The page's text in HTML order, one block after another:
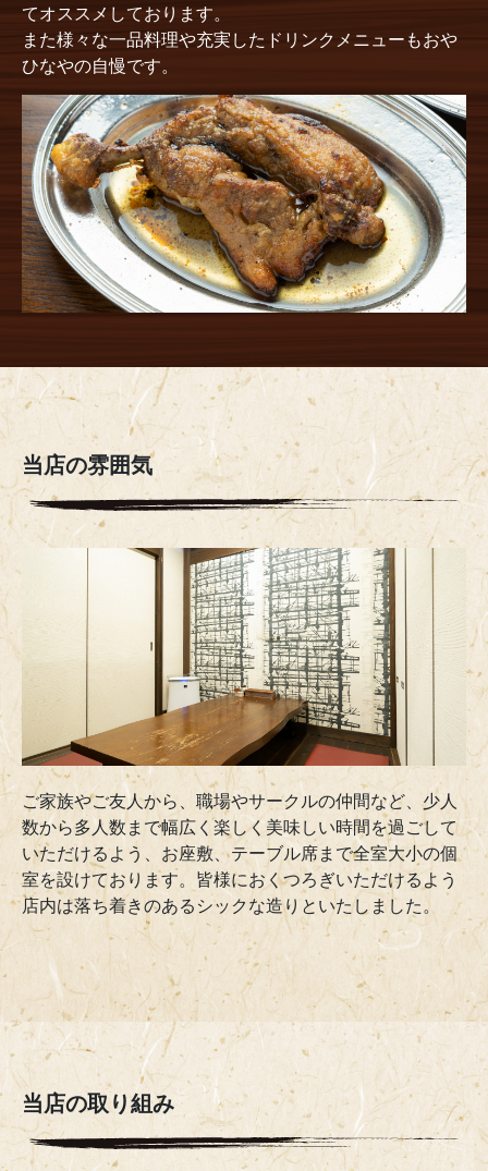
てオススメしております。
また様々な一品料理や充実したドリンクメニューもおや
ひなやの自慢です。
当店の雰囲気
ご家族やご友人から、職場やサークルの仲間など、少人
数から多人数まで幅広く楽しく美味しい時間を過ごして
いただけるよう、お座敷、テーブル席まで全室大小の個
室を設けております。皆様におくつろぎいただけるよう
店内は落ち着きのあるシックな造りといたしました。
当店の取り組み